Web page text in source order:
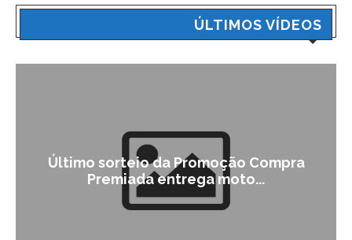
ÚLTIMOS VÍDEOS
Último sorteio da Promoção Compra
Premiada entrega moto...